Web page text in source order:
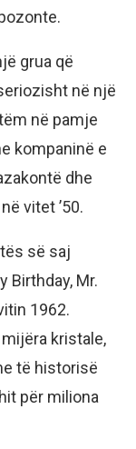
grua që
në një
në pamje
kompaninë e
dhe
vitet ’50.
së saj
Birthday, Mr.
1962.
kristale,
të historisë
për miliona